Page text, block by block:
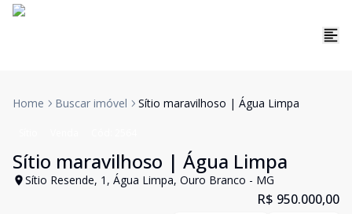
Home Buscar imóvel Sítio maravilhoso | Água Limpa
Sítio maravilhoso | Água Limpa
Sítio Resende, 1, Água Limpa, Ouro Branco - MG
R$ 950.000,00